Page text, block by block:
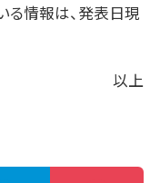
る情報は、発表日現
以上